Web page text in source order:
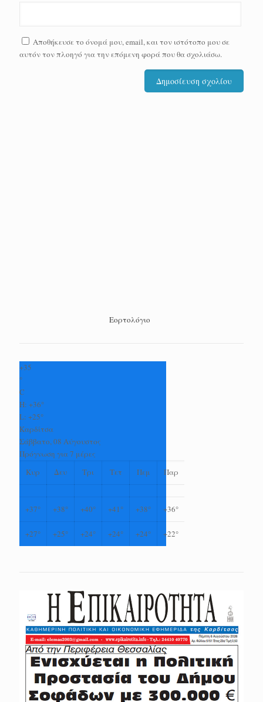
Αποθήκευσε το όνομά μου, email, και τον ιστότοπο μου σε
αυτόν τον πλοηγό για την επόμενη φορά που θα σχολιάσω.
Εορτολόγιο
+35
°
C
H: +36°
L: +25°
Καρδίτσα
Σάββατο, 08 Αύγουστος
Πρόγνωση για 7 μέρες
Κυρ
Δευ Τρι Τετ Πεμ Παρ
+37° +38° +40° +41° +38° +36°
+27° +25° +24° +24° +24° +22°